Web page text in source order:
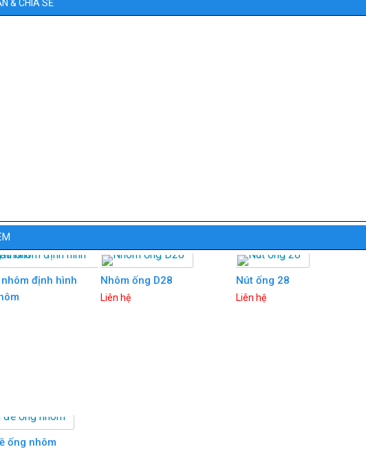
& CHIA SẺ
định hình
Nhôm ống D28
Liên hệ
Nút ống 28
Liên hệ
ống nhôm